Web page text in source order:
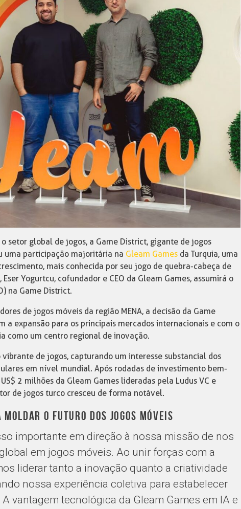
setor global de jogos, a Game District, gigante de jogos
uma participação majoritária na Gleam Games da Turquia, uma
mais conhecida por seu jogo de quebra-cabeça de
Eser Yogurtcu, cofundador e CEO da Gleam Games, assumirá o
na Game District.
de jogos móveis da região MENA, a decisão da Game
a expansão para os principais mercados internacionais e com o
como um centro regional de inovação.
de jogos, capturando um interesse substancial dos
em nível mundial. Após rodadas de investimento bem-
2 milhões da Gleam Games lideradas pela Ludus VC e
de jogos turco cresceu de forma notável.
O FUTURO DOS JOGOS MÓVEIS
importante em direção à nossa missão de nos
em jogos móveis. Ao unir forças com a
liderar tanto a inovação quanto a criatividade
nossa experiência coletiva para estabelecer
vantagem tecnológica da Gleam Games em IA e